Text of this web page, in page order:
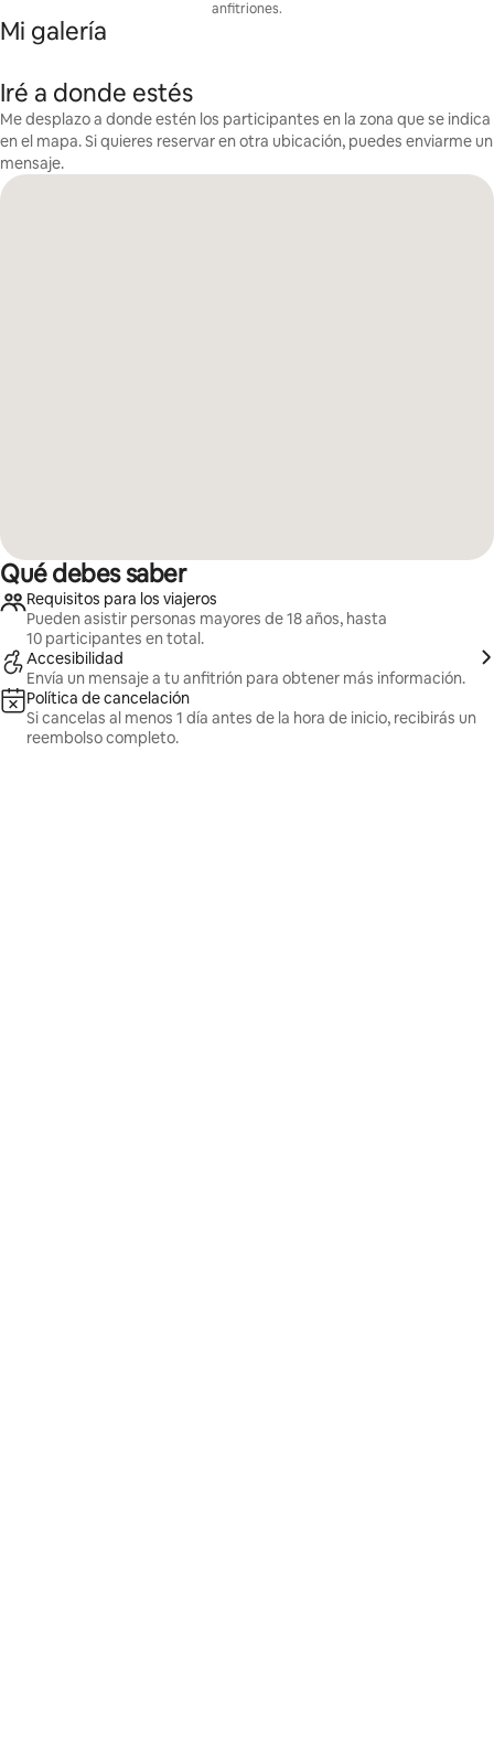
anfitriones.
Mi galería
Iré a donde estés
Me desplazo a donde estén los participantes en la zona que se indica
en el mapa. Si quieres reservar en otra ubicación, puedes enviarme un
mensaje.
Qué debes saber
Requisitos para los viajeros
Pueden asistir personas mayores de 18 años, hasta
10 participantes en total.
Accesibilidad
Envía un mensaje a tu anfitrión para obtener más información.
Política de cancelación
Si cancelas al menos 1 día antes de la hora de inicio, recibirás un
reembolso completo.